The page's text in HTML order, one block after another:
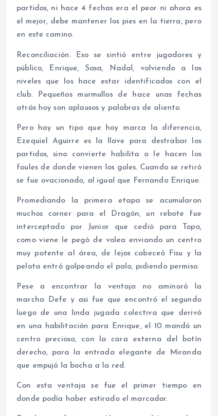
partidos, ni hace 4 fechas era el peor ni ahora es
el mejor, debe mantener los pies en la tierra, pero
en este camino.
Reconciliación. Eso se sintió entre jugadores y
público, Enrique, Sosa, Nadal, volviendo a los
niveles que los hace estar identificados con el
club. Pequeños murmullos de hace unas fechas
atrás hoy son aplausos y palabras de aliento.
Pero hay un tipo que hoy marca la diferencia,
Ezequiel Aguirre es la llave para destrabar los
partidos, sino convierte habilita o le hacen los
foules de donde vienen los goles. Cuando se retiró
se fue ovacionado, al igual que Fernando Enrique.
Promediando la primera etapa se acumularon
muchos corner para el Dragón, un rebote fue
interceptado por Junior que cedió para Topo,
como viene le pegó de volea enviando un centro
muy potente al área, de lejos cabeceó Fisu y la
pelota entró golpeando el palo, pidiendo permiso.
Pese a encontrar la ventaja no aminoró la
marcha Defe y asi fue que encontró el segundo
luego de una linda jugada colectiva que derivó
en una habilitación para Enrique, el 10 mandó un
centro precioso, con la cara externa del botín
derecho, para la entrada elegante de Miranda
que empujó la bocha a la red.
Con esta ventaja se fue el primer tiempo en
donde podía haber estirado el marcador.